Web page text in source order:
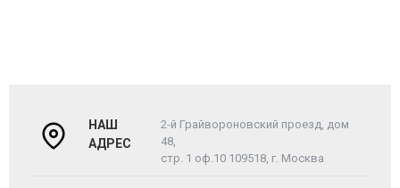
НАШ
АДРЕС
2-й Грайвороновский проезд, дом
48,
стр. 1 оф.10 109518, г. Москва